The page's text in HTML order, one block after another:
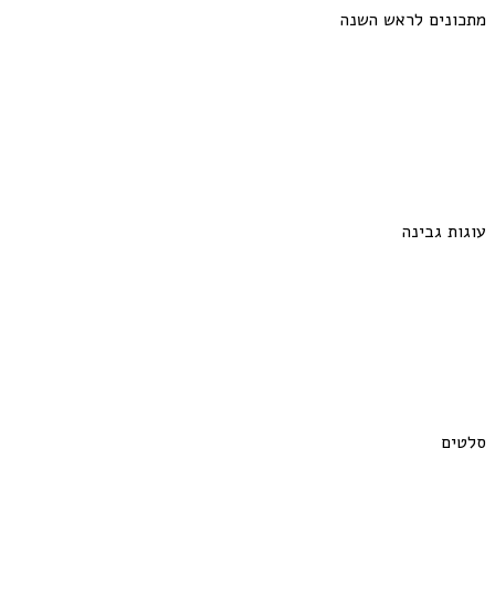
מתכונים לראש השנה
עוגות גבינה
סלטים